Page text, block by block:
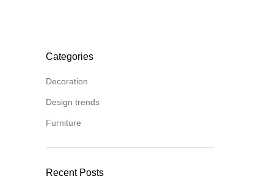
Categories
Decoration
Design trends
Furniture
Recent Posts